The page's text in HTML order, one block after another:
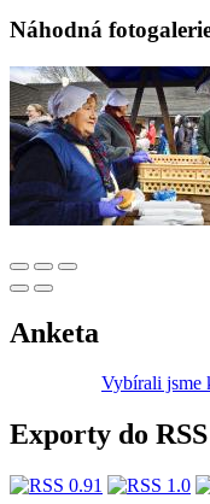
Náhodná
Anketa
Vybírali jsme
Exporty do RSS